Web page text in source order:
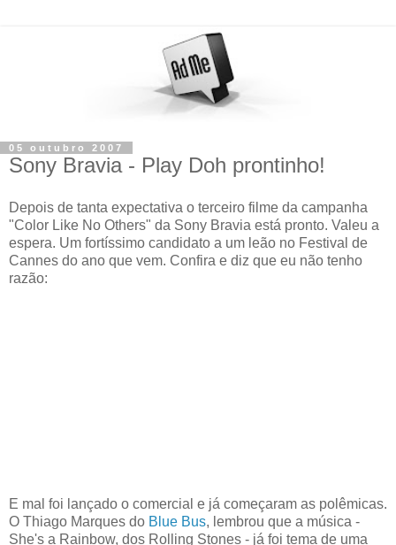
05 outubro 2007
Sony Bravia - Play Doh prontinho!
Depois de tanta expectativa o terceiro filme da campanha
"Color Like No Others" da Sony Bravia está pronto. Valeu a
espera. Um fortíssimo candidato a um leão no Festival de
Cannes do ano que vem. Confira e diz que eu não tenho
razão:
E mal foi lançado o comercial e já começaram as polêmicas.
O Thiago Marques do Blue Bus, lembrou que a música -
She's a Rainbow, dos Rolling Stones - já foi tema de uma